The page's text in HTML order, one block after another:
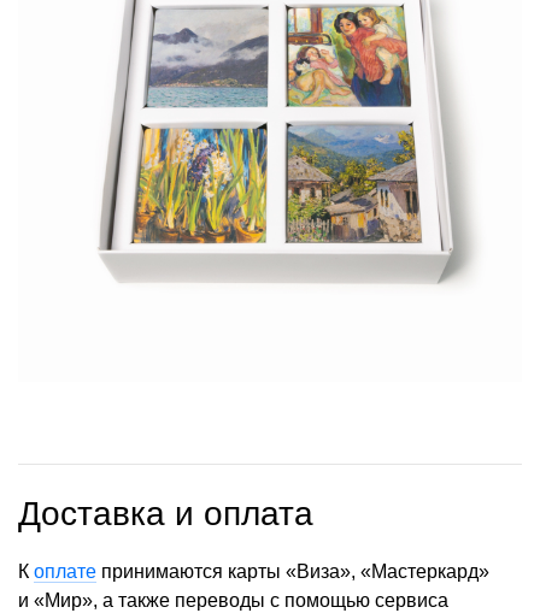
Доставка и оплата
К оплате принимаются карты «Виза», «Мастеркард»
и «Мир», а также переводы с помощью сервиса